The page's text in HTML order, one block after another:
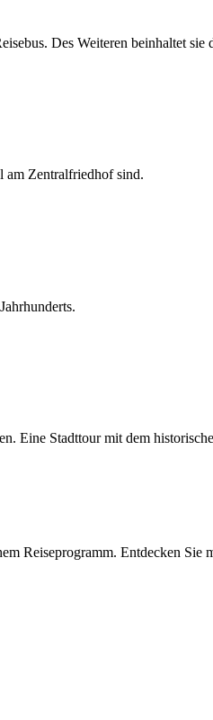
Des Weiteren beinhaltet
am Zentralfriedhof sind.
Eine Stadttour mit dem
Reiseprogramm. Entdecken